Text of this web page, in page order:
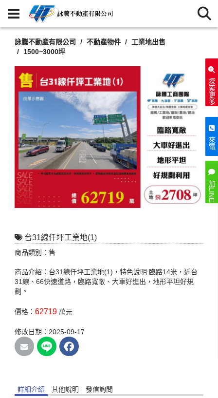
探索更多
來電
加LINE
詠騰不動產有限公司 不動產物件
工業地出售
1500~3000坪
台31線仟坪工業地(1)
商品類別：售
商品介紹：台31線仟坪工業地(1)，特色說明:臨路14米，近台
31線、66快速道路，臨路寬敞、大車好進出，地形平坦好規
劃。
價格： 62719 萬元
修改日期：2025-09-17
詳細介紹 其他說明 發信詢問